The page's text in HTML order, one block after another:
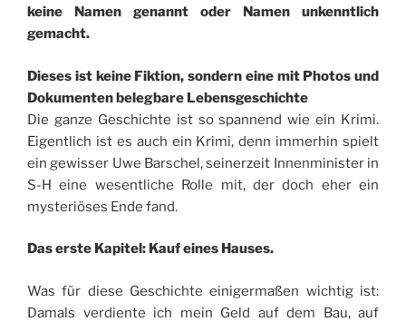
keine Namen genannt oder Namen unkenntlich
gemacht.
Dieses ist keine Fiktion, sondern eine mit Photos und
Dokumenten belegbare Lebensgeschichte
Die ganze Geschichte ist so spannend wie ein Krimi.
Eigentlich ist es auch ein Krimi, denn immerhin spielt
ein gewisser Uwe Barschel, seinerzeit Innenminister in
S-H eine wesentliche Rolle mit, der doch eher ein
mysteriöses Ende fand.
Das erste Kapitel: Kauf eines Hauses.
Was für diese Geschichte einigermaßen wichtig ist:
Damals verdiente ich mein Geld auf dem Bau, auf